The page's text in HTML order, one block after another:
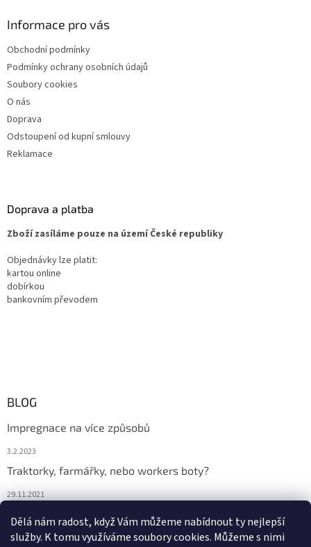
Dělá nám radost, když Vám můžeme nabídnout ty nejlepší
služby. K tomu využíváme soubory cookies. Můžeme s nimi
Informace pro vás
Obchodní podmínky
Podmínky ochrany osobních údajů
Soubory cookies
O nás
Doprava
Odstoupení od kupní smlouvy
Reklamace
Doprava a platba
Zboží zasíláme pouze na území České republiky
Objednávky lze platit:
kartou online
dobírkou
bankovním převodem
BLOG
Impregnace na více způsobů
3.2.2023
Traktorky, farmářky, nebo workers boty?
29.11.2021
29.11.2021